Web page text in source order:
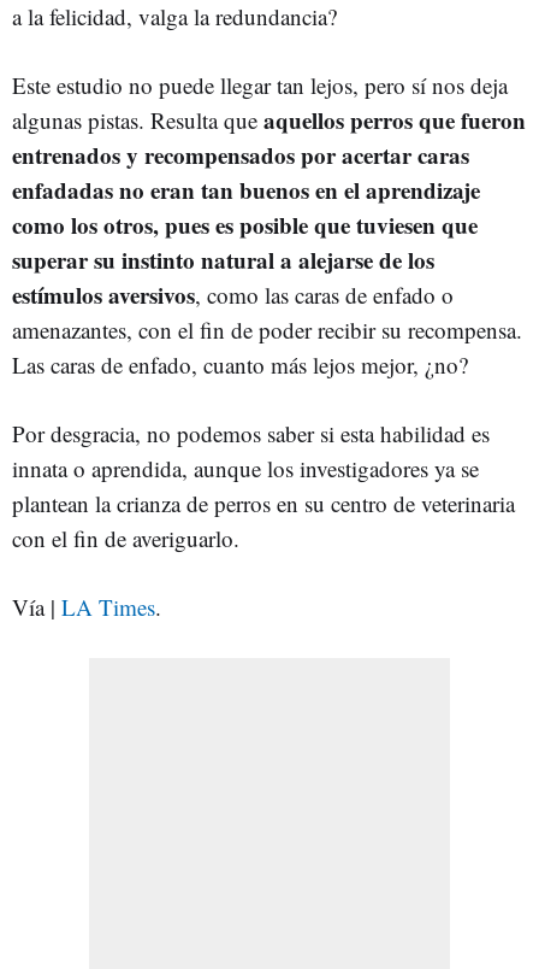
a la felicidad, valga la redundancia?
Este estudio no puede llegar tan lejos, pero sí nos deja
algunas pistas. Resulta que aquellos perros que fueron
entrenados y recompensados por acertar caras
enfadadas no eran tan buenos en el aprendizaje
como los otros, pues es posible que tuviesen que
superar su instinto natural a alejarse de los
estímulos aversivos, como las caras de enfado o
amenazantes, con el fin de poder recibir su recompensa.
Las caras de enfado, cuanto más lejos mejor, ¿no?
Por desgracia, no podemos saber si esta habilidad es
innata o aprendida, aunque los investigadores ya se
plantean la crianza de perros en su centro de veterinaria
con el fin de averiguarlo.
Vía | LA Times.